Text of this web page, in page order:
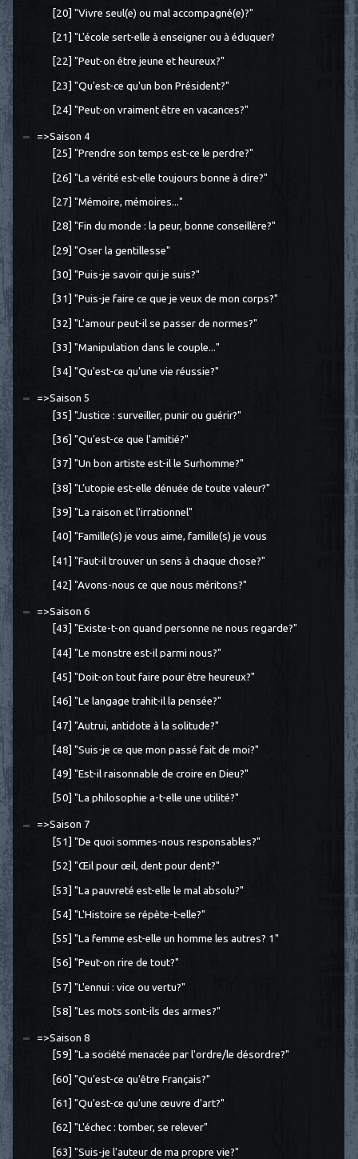
[20] "Vivre seul(e) ou mal accompagné(e)?"
[21] "L'école sert-elle à enseigner ou à éduquer?
[22] "Peut-on être jeune et heureux?"
[23] "Qu'est-ce qu'un bon Président?"
[24] "Peut-on vraiment être en vacances?"
=>Saison 4
[25] "Prendre son temps est-ce le perdre?"
[26] "La vérité est-elle toujours bonne à dire?"
[27] "Mémoire, mémoires..."
[28] "Fin du monde : la peur, bonne conseillère?"
[29] "Oser la gentillesse"
[30] "Puis-je savoir qui je suis?"
[31] "Puis-je faire ce que je veux de mon corps?"
[32] "L'amour peut-il se passer de normes?"
[33] "Manipulation dans le couple..."
[34] "Qu'est-ce qu'une vie réussie?"
=>Saison 5
[35] "Justice : surveiller, punir ou guérir?"
[36] "Qu'est-ce que l'amitié?"
[37] "Un bon artiste est-il le Surhomme?"
[38] "L’utopie est-elle dénuée de toute valeur?"
[39] "La raison et l'irrationnel"
[40] "Famille(s) je vous aime, famille(s) je vous
[41] "Faut-il trouver un sens à chaque chose?"
[42] "Avons-nous ce que nous méritons?"
=>Saison 6
[43] "Existe-t-on quand personne ne nous regarde?"
[44] "Le monstre est-il parmi nous?"
[45] "Doit-on tout faire pour être heureux?"
[46] "Le langage trahit-il la pensée?"
[47] "Autrui, antidote à la solitude?"
[48] "Suis-je ce que mon passé fait de moi?"
[49] "Est-il raisonnable de croire en Dieu?"
[50] "La philosophie a-t-elle une utilité?"
=>Saison 7
[51] "De quoi sommes-nous responsables?"
[52] "Œil pour œil, dent pour dent?"
[53] "La pauvreté est-elle le mal absolu?"
[54] "L'Histoire se répète-t-elle?"
[55] "La femme est-elle un homme les autres? 1"
[56] "Peut-on rire de tout?"
[57] "L'ennui : vice ou vertu?"
[58] "Les mots sont-ils des armes?"
=>Saison 8
[59] "La société menacée par l'ordre/le désordre?"
[60] "Qu'est-ce qu'être Français?"
[61] "Qu'est-ce qu'une œuvre d'art?"
[62] "L'échec : tomber, se relever"
[63] "Suis-je l'auteur de ma propre vie?"